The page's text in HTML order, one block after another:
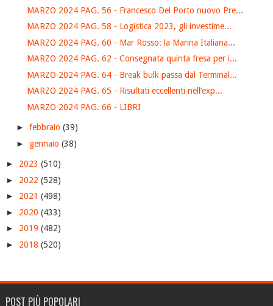
MARZO 2024 PAG. 56 - Francesco Del Porto nuovo Pre...
MARZO 2024 PAG. 58 - Logistica 2023, gli investime...
MARZO 2024 PAG. 60 - Mar Rosso: la Marina Italiana...
MARZO 2024 PAG. 62 - Consegnata quinta fresa per i...
MARZO 2024 PAG. 64 - Break bulk passa dal Terminal...
MARZO 2024 PAG. 65 - Risultati eccellenti nell’exp...
MARZO 2024 PAG. 66 - LIBRI
► febbraio (39)
► gennaio (38)
► 2023 (510)
► 2022 (528)
► 2021 (498)
► 2020 (433)
► 2019 (482)
► 2018 (520)
POST PIÙ POPOLARI